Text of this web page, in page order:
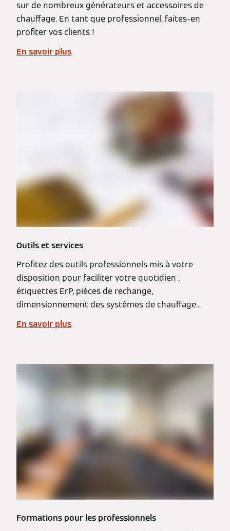
sur de nombreux générateurs et accessoires de
chauffage. En tant que professionnel, faites-en
profiter vos clients !
En savoir plus
Outils et services
Profitez des outils professionnels mis à votre
disposition pour faciliter votre quotidien :
étiquettes ErP, pièces de rechange,
dimensionnement des systèmes de chauffage...
En savoir plus
Formations pour les professionnels